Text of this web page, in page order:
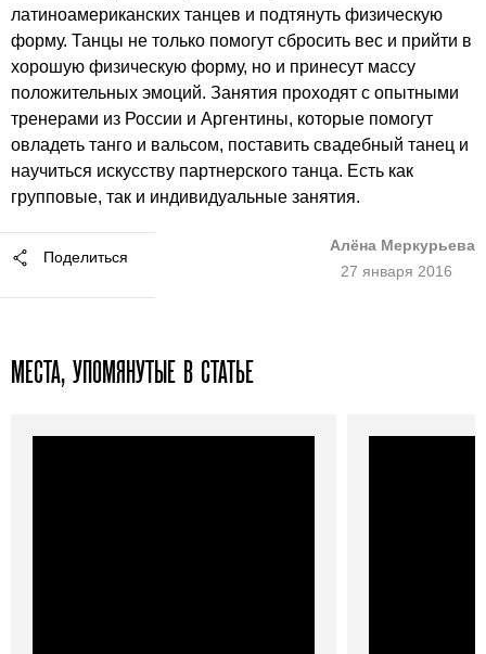
латиноамериканских танцев и подтянуть физическую
форму. Танцы не только помогут сбросить вес и прийти в
хорошую физическую форму, но и принесут массу
положительных эмоций. Занятия проходят с опытными
тренерами из России и Аргентины, которые помогут
овладеть танго и вальсом, поставить свадебный танец и
научиться искусству партнерского танца. Есть как
групповые, так и индивидуальные занятия.
Поделиться
Алёна Меркурьева
27 января 2016
МЕСТА, УПОМЯНУТЫЕ В СТАТЬЕ